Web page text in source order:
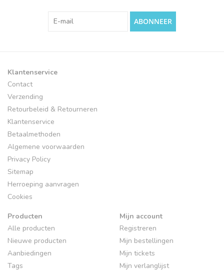
ABONNEER
Klantenservice
Contact
Verzending
Retourbeleid & Retourneren
Klantenservice
Betaalmethoden
Algemene voorwaarden
Privacy Policy
Sitemap
Herroeping aanvragen
Cookies
Producten
Alle producten
Nieuwe producten
Aanbiedingen
Tags
Mijn account
Registreren
Mijn bestellingen
Mijn tickets
Mijn verlanglijst